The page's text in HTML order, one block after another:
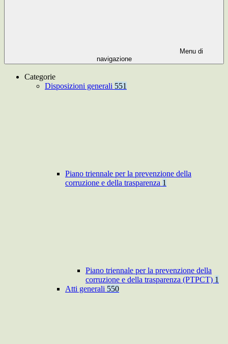
Menu di
navigazione
Categorie
Disposizioni generali 551
Piano triennale per la prevenzione della
corruzione e della trasparenza 1
Piano triennale per la prevenzione della
corruzione e della trasparenza (PTPCT) 1
Atti generali 550